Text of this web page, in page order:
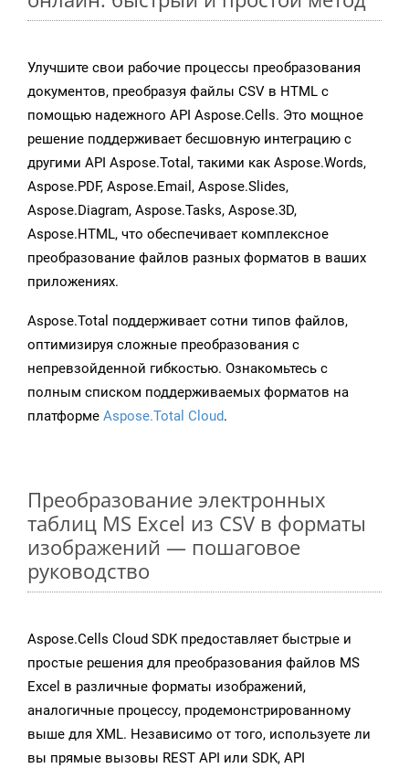
Улучшите свои рабочие процессы преобразования
документов, преобразуя файлы CSV в HTML с
помощью надежного API Aspose.Cells. Это мощное
решение поддерживает бесшовную интеграцию с
другими API Aspose.Total, такими как Aspose.Words,
Aspose.PDF, Aspose.Email, Aspose.Slides,
Aspose.Diagram, Aspose.Tasks, Aspose.3D,
Aspose.HTML, что обеспечивает комплексное
преобразование файлов разных форматов в ваших
приложениях.
Aspose.Total поддерживает сотни типов файлов,
оптимизируя сложные преобразования с
непревзойденной гибкостью. Ознакомьтесь с
полным списком поддерживаемых форматов на
платформе Aspose.Total Cloud.
Преобразование электронных
таблиц MS Excel из CSV в форматы
изображений — пошаговое
руководство
Aspose.Cells Cloud SDK предоставляет быстрые и
простые решения для преобразования файлов MS
Excel в различные форматы изображений,
аналогичные процессу, продемонстрированному
выше для XML. Независимо от того, используете ли
вы прямые вызовы REST API или SDK, API